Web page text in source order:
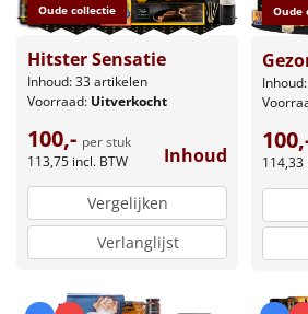
Oude collectie
Hitster Sensatie
Inhoud: 33 artikelen
Voorraad: Uitverkocht
100,- per stuk
113,75 incl. BTW Inhoud
Vergelijken
Verlanglijst
Oude
114,33